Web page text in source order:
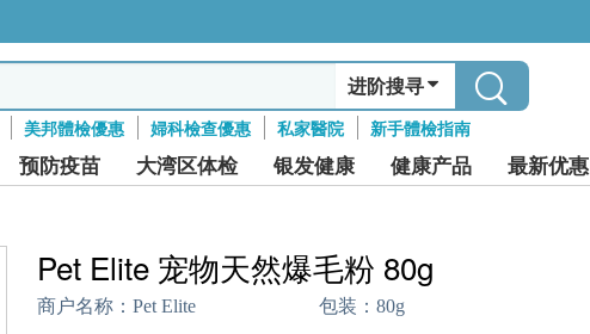
进阶搜寻
美邦體檢優惠 婦科檢查優惠 私家醫院 新手體檢指南
预防疫苗 大湾区体检 银发健康 健康产品 最新优惠
Pet Elite 宠物天然爆毛粉 80g
商户名称： Pet Elite 包装： 80g